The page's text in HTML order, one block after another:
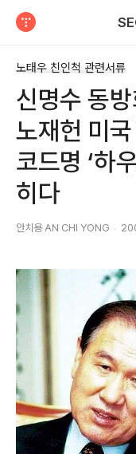
노태우 친인척 관련서류
신명수 동
노재헌 미
코드명 ‘하
히다
안치용 AN CHI YONG